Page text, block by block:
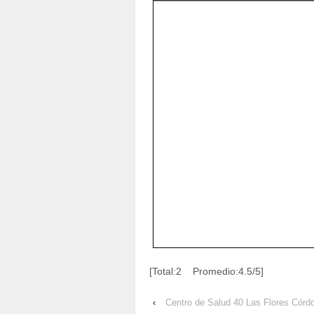
[Total:2 Promedio:4.5/5]
‹ Centro de Salud 40 Las Flores